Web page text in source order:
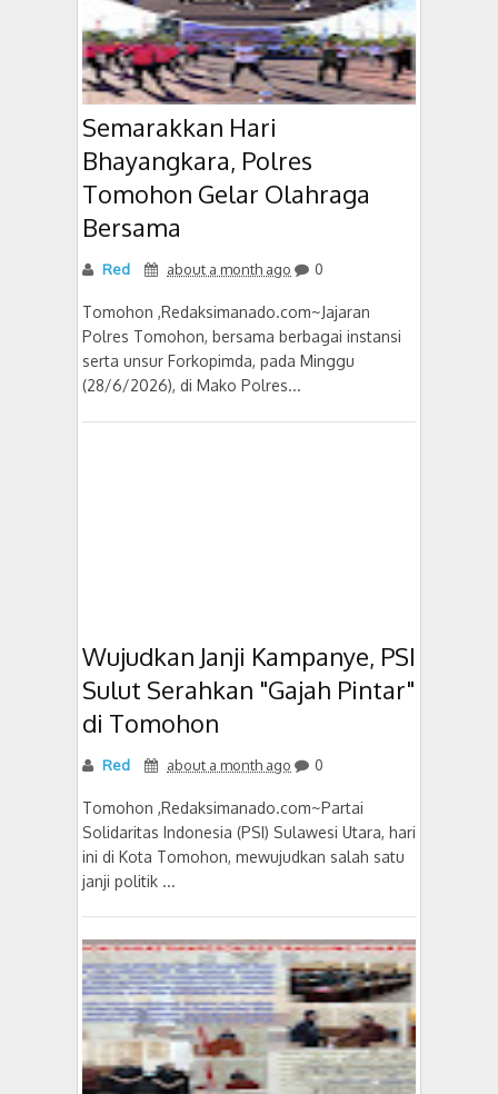
Semarakkan Hari
Bhayangkara, Polres
Tomohon Gelar Olahraga
Bersama
Red about a month ago 0
Tomohon ,Redaksimanado.com~Jajaran
Polres Tomohon, bersama berbagai instansi
serta unsur Forkopimda, pada Minggu
(28/6/2026), di Mako Polres...
Wujudkan Janji Kampanye, PSI
Sulut Serahkan "Gajah Pintar"
di Tomohon
Red about a month ago 0
Tomohon ,Redaksimanado.com~Partai
Solidaritas Indonesia (PSI) Sulawesi Utara, hari
ini di Kota Tomohon, mewujudkan salah satu
janji politik ...